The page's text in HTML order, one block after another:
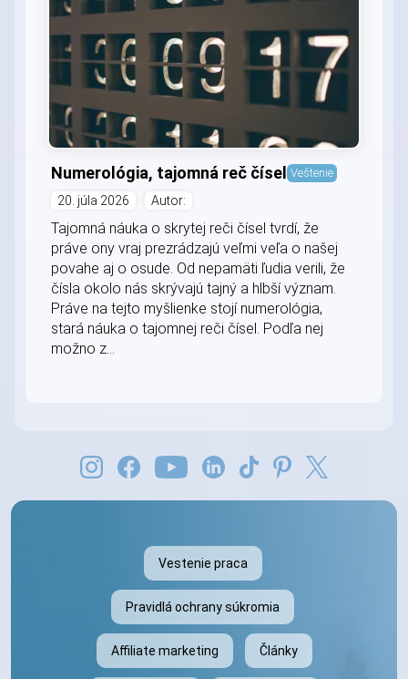
Numerológia, tajomná reč čísel Veštenie
20. júla 2026 Autor:
Tajomná náuka o skrytej reči čísel tvrdí, že
práve ony vraj prezrádzajú veľmi veľa o našej
povahe aj o osude. Od nepamäti ľudia verili, že
čísla okolo nás skrývajú tajný a hlbší význam.
Práve na tejto myšlienke stojí numerológia,
stará náuka o tajomnej reči čísel. Podľa nej
možno z...
Vestenie praca
Pravidlá ochrany súkromia
Affiliate marketing Články